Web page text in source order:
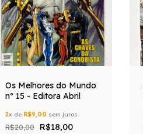
Os Melhores do Mundo
nº 15 - Editora Abril
2x de R$9,00 sem juros
R$20,00 R$18,00